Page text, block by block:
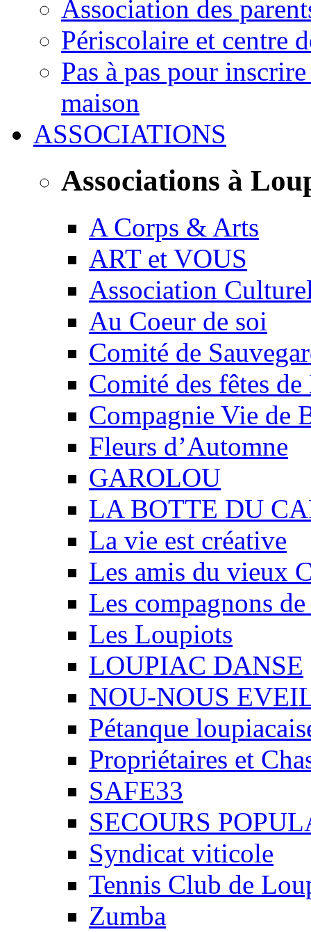
Association des
Périscolaire et centre
Pas à pas pour
maison
ASSOCIATIONS
Associations à
A Corps & Arts
ART et VOUS
Association
Au Coeur de soi
Comité de
Comité des fêtes
Compagnie Vie de
Fleurs d’Automne
GAROLOU
LA BOTTE DU
La vie est créative
Les amis du vieux
Les compagnons
Les Loupiots
LOUPIAC DANSE
NOU-NOUS
Pétanque
Propriétaires et
SAFE33
SECOURS
Syndicat viticole
Tennis Club de
Zumba